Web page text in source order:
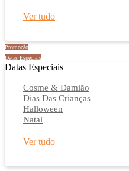
Ver tudo
Promoção
Datas Especiais
Datas Especiais
Cosme & Damião
Dias Das Crianças
Halloween
Natal
Ver tudo